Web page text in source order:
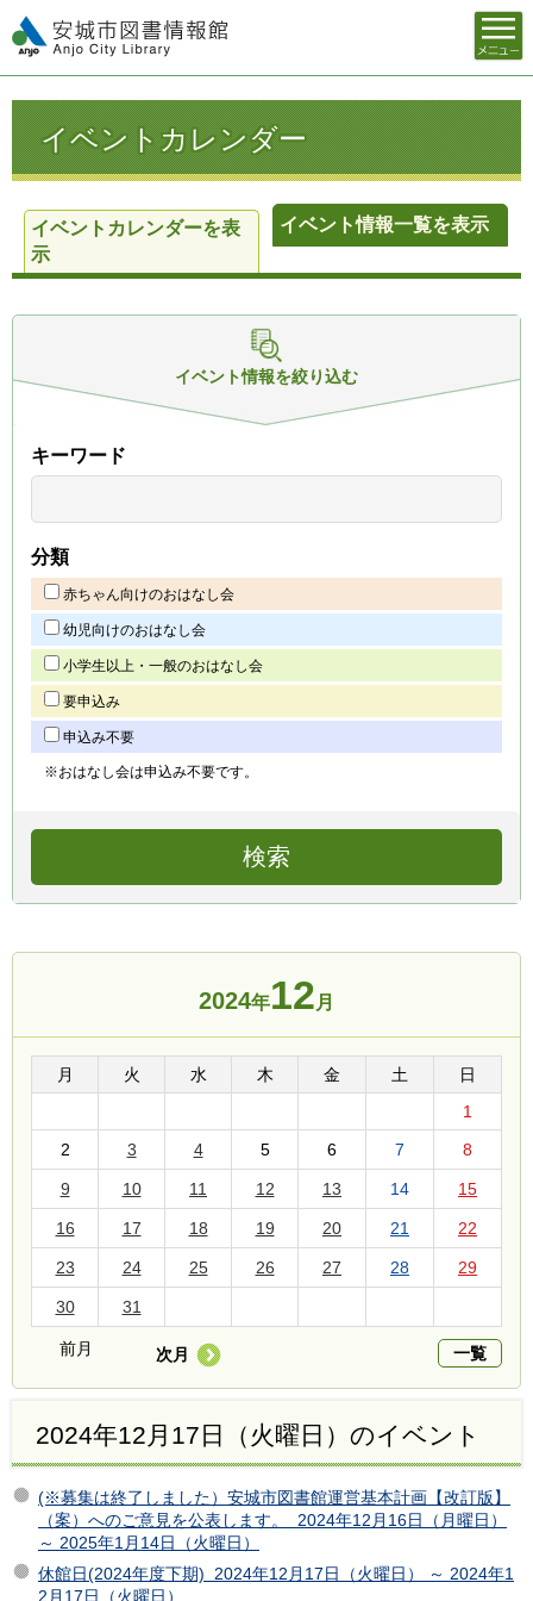
安城市図書情報館
メニュ
ー
イベントカレンダー
イベントカレンダーを表
示
イベント情報一覧を表示
イベント情報を絞り込む
キーワード
分類
赤ちゃん向けのおはなし会
幼児向けのおはなし会
小学生以上・一般のおはなし会
要申込み
申込み不要
※おはなし会は申込み不要です。
2024年12 月
月 火 水 木 金 土
日
1
2
3 4 5 6 7 8
9 10 11 12 13 14 15
16 17 18 19 20 21 22
23 24 25 26 27 28 29
30 31
前月 一覧
次月
2024年12月17日（火曜日）のイベント
(※募集は終了しました）安城市図書館運営基本計画【改訂版】
（案）へのご意見を公表します。 2024年12月16日（月曜日）
～ 2025年1月14日（火曜日）
休館日(2024年度下期) 2024年12月17日（火曜日） ～ 2024年1
2月17日（火曜日）